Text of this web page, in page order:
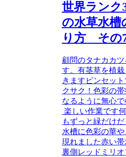
世界ランク
の水草水槽
り方 その
顧問のタナカカ
す。有茎草を植栽
きますピンセット
クサク！色彩の帯
なるように無心
楽しい作業です
もずっと緑だけだ
水槽に色彩の華
現れました赤い帯
裏側レッドミリオ